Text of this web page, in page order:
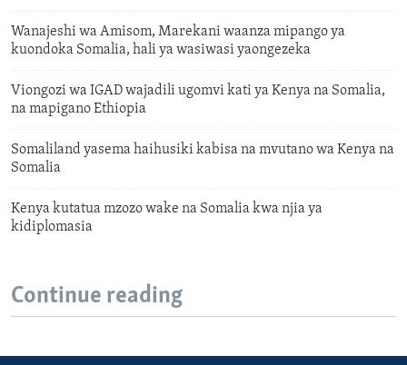
Wanajeshi wa Amisom, Marekani waanza mipango ya
kuondoka Somalia, hali ya wasiwasi yaongezeka
Viongozi wa IGAD wajadili ugomvi kati ya Kenya na Somalia,
na mapigano Ethiopia
Somaliland yasema haihusiki kabisa na mvutano wa Kenya na
Somalia
Kenya kutatua mzozo wake na Somalia kwa njia ya
kidiplomasia
Continue reading